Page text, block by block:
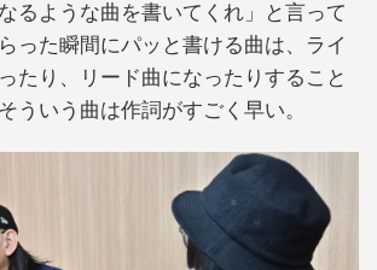
るような曲を書いてくれ」と言って
った瞬間にパッと書ける曲は、ライ
たり、リード曲になったりすること
ういう曲は作詞がすごく早い。